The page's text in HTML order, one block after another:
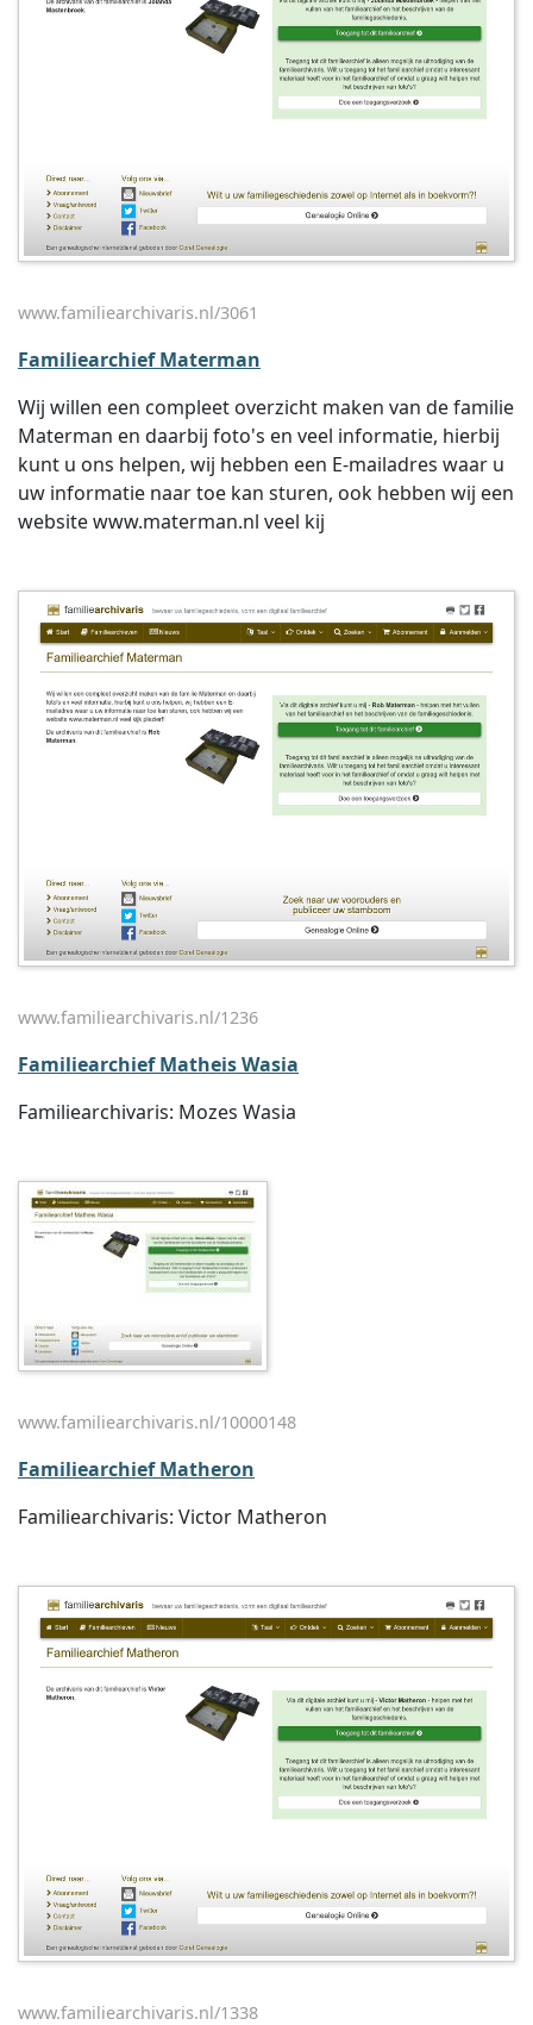
www.familiearchivaris.nl/3061
Familiearchief Materman
Wij willen een compleet overzicht maken van de familie
Materman en daarbij foto's en veel informatie, hierbij
kunt u ons helpen, wij hebben een E-mailadres waar u
uw informatie naar toe kan sturen, ook hebben wij een
website www.materman.nl veel kij
www.familiearchivaris.nl/1236
Familiearchief Matheis Wasia
Familiearchivaris: Mozes Wasia
www.familiearchivaris.nl/10000148
Familiearchief Matheron
Familiearchivaris: Victor Matheron
www.familiearchivaris.nl/1338